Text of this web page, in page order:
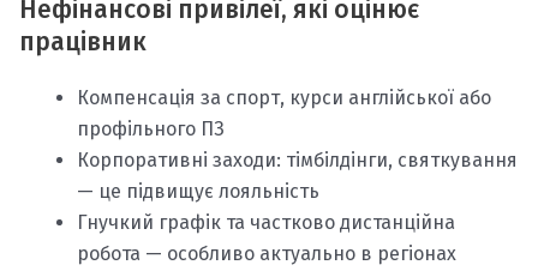
Нефінансові привілеї, які оцінює
працівник
Компенсація за спорт, курси англійської або
профільного ПЗ
Корпоративні заходи: тімбілдінги, святкування
— це підвищує лояльність
Гнучкий графік та частково дистанційна
робота — особливо актуально в регіонах